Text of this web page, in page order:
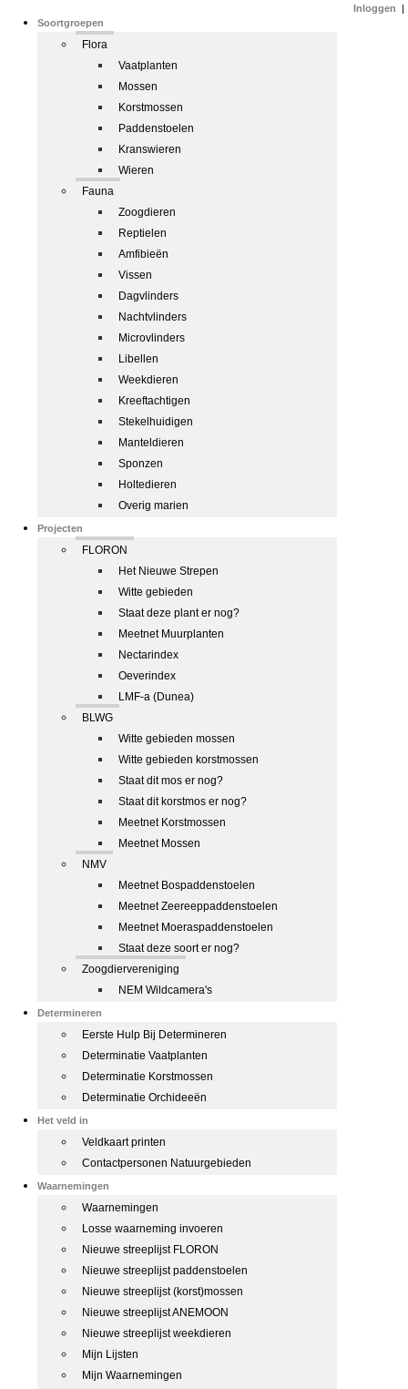
Soortgroepen
Flora
Vaatplanten
Mossen
Korstmossen
Paddenstoelen
Kranswieren
Wieren
Fauna
Zoogdieren
Reptielen
Amfibieën
Vissen
Dagvlinders
Nachtvlinders
Microvlinders
Libellen
Weekdieren
Kreeftachtigen
Stekelhuidigen
Manteldieren
Sponzen
Holtedieren
Overig marien
Projecten
FLORON
Het Nieuwe Strepen
Witte gebieden
Staat deze plant er nog?
Meetnet Muurplanten
Nectarindex
Oeverindex
LMF-a (Dunea)
BLWG
Witte gebieden mossen
Witte gebieden korstmossen
Staat dit mos er nog?
Staat dit korstmos er nog?
Meetnet Korstmossen
Meetnet Mossen
NMV
Meetnet Bospaddenstoelen
Meetnet Zeereeppaddenstoelen
Meetnet Moeraspaddenstoelen
Staat deze soort er nog?
Zoogdiervereniging
NEM Wildcamera's
Determineren
Eerste Hulp Bij Determineren
Determinatie Vaatplanten
Determinatie Korstmossen
Determinatie Orchideeën
Het veld in
Veldkaart printen
Contactpersonen Natuurgebieden
Waarnemingen
Waarnemingen
Losse waarneming invoeren
Nieuwe streeplijst FLORON
Nieuwe streeplijst paddenstoelen
Nieuwe streeplijst (korst)mossen
Nieuwe streeplijst ANEMOON
Nieuwe streeplijst weekdieren
Mijn Lijsten
Mijn Waarnemingen
Inloggen |